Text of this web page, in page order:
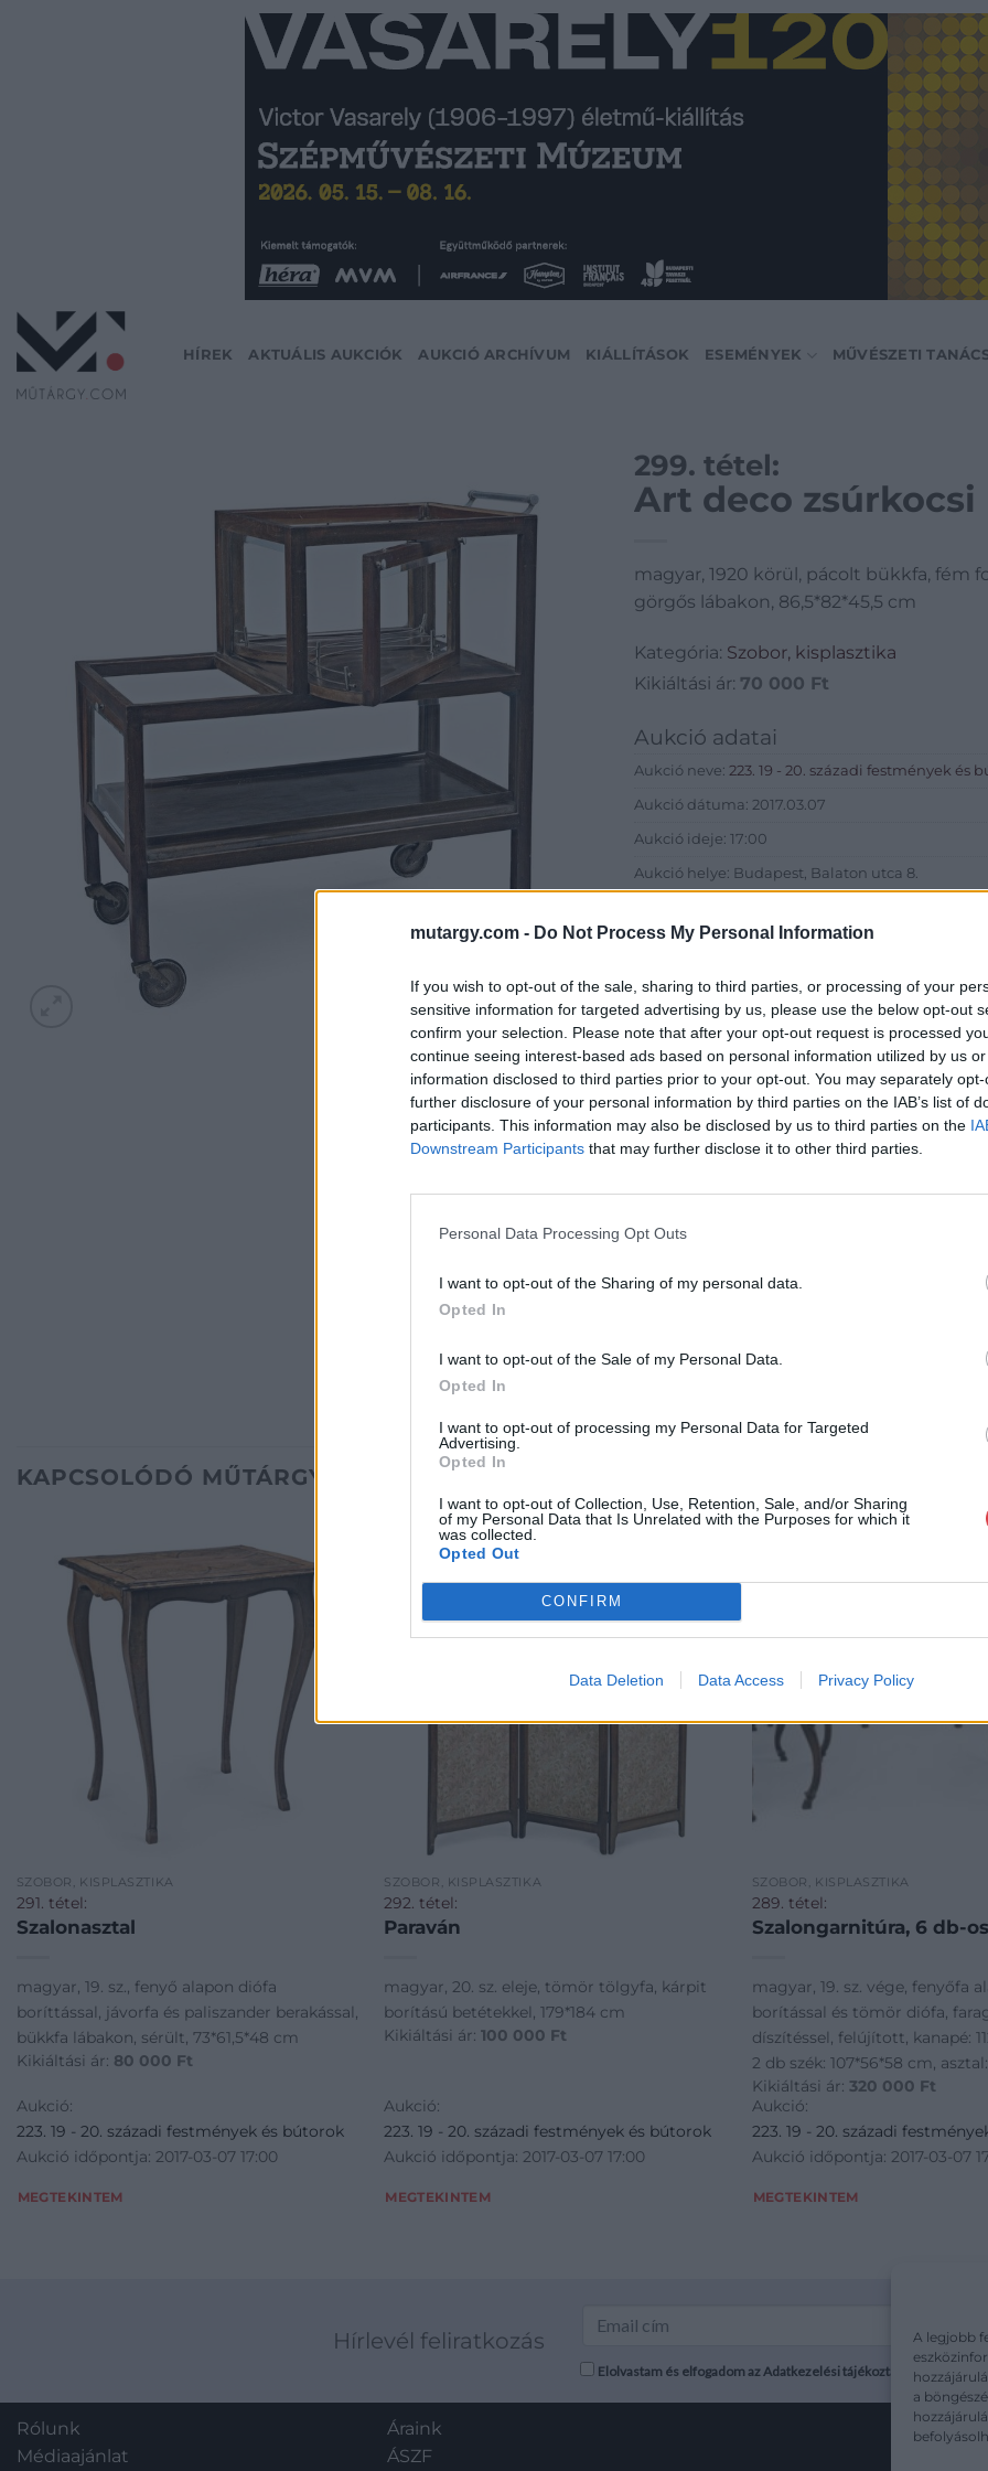
mutargy.com - Do Not Process My Personal Information
If you wish to opt-out of the sale, sharing to third parties, or processing of your
sensitive information for targeted advertising by us, please use the below opt-out
confirm your selection. Please note that after your opt-out request is processed
continue seeing interest-based ads based on personal information utilized by us
information disclosed to third parties prior to your opt-out. You may separately
further disclosure of your personal information by third parties on the IAB’s list of
participants. This information may also be disclosed by us to third parties on the
Downstream Participants that may further disclose it to other third parties.
Personal Data Processing Opt Outs
I want to opt-out of the Sharing of my personal data.
Opted In
I want to opt-out of the Sale of my Personal Data.
Opted In
I want to opt-out of processing my Personal Data for Targeted
Advertising.
Opted In
I want to opt-out of Collection, Use, Retention, Sale, and/or Sharing
of my Personal Data that Is Unrelated with the Purposes for which it
was collected.
Opted Out
CONFIRM
Data Deletion Data Access Privacy Policy
A legjobb
a
HÍREK AKTUÁLIS AUKCIÓK AUKCIÓ ARCHÍVUM KIÁLLÍTÁSOK ESEMÉNYEK MŰVÉSZETI
299. tétel:
Art deco zsúrkocsi
magyar, 1920 körül, pácolt bükkfa, fém
görgős lábakon, 86,5*82*45,5 cm
Kategória: Szobor, kisplasztika
Kikiáltási ár: 70 000 Ft
Aukció adatai
Aukció neve: 223. 19 - 20. századi festmények és
Aukció dátuma: 2017.03.07
Aukció ideje: 17:00
Aukció helye: Budapest, Balaton utca 8.
Eladó:
Cím: Müller
Nagyházi
1055
Weboldal:
Bemutatkozás: Magas színvonalú festmények
ékszerek, néprajzi tárgyak értékesítése és
értékbecslés. Árveréseinkre a tárgyfelvétel
GALÉRIA TOVÁBBI MŰTÁRGYAI
KAPCSOLÓDÓ MŰTÁRGYAK
SZOBOR, KISPLASZTIKA
291. tétel:
Szalonasztal
magyar, 19. sz., fenyő alapon diófa
boríttással, jávorfa és paliszander berakással,
bükkfa lábakon, sérült, 73*61,5*48 cm
Kikiáltási ár: 80 000 Ft
Aukció:
223. 19 - 20. századi festmények és bútorok
Aukció időpontja: 2017-03-07 17:00
MEGTEKINTEM
SZOBOR, KISPLASZTIKA
292. tétel:
Paraván
magyar, 20. sz. eleje, tömör tölgyfa, kárpit
borítású betétekkel, 179*184 cm
Kikiáltási ár:100 000 Ft
Aukció:
223. 19 - 20. századi festmények és bútorok
Aukció időpontja: 2017-03-07 17:00
MEGTEKINTEM
SZOBOR, KISPLASZTIKA
289. tétel:
Szalongarnitúra, 6 db-os
magyar, 19. sz. vége, fenyőfa
borítással és tömör diófa,
díszítéssel, felújított, kanapé:
2 db szék: 107*56*58 cm, asztal:
2 db karszék: 113*61,5*48 cm
Kikiáltási ár: 320 000 Ft
Aukció:
223. 19 - 20. századi
Aukció időpontja: 2017-03-07
MEGTEKINTEM
Hírlevél feliratkozás
Elolvastam és elfogadom az Adatkezelési tájékoztatót:
Rólunk
Médiaajánlat
Áraink
ÁSZF